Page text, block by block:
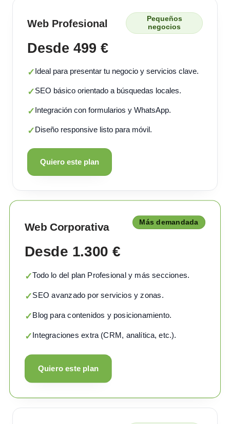
Web Profesional
Pequeños
negocios
Desde 499 €
✓Ideal para presentar tu negocio y servicios clave.
✓SEO básico orientado a búsquedas locales.
✓Integración con formularios y WhatsApp.
✓Diseño responsive listo para móvil.
Quiero este plan
Web Corporativa Más demandada
Desde 1.300 €
✓Todo lo del plan Profesional y más secciones.
✓SEO avanzado por servicios y zonas.
✓Blog para contenidos y posicionamiento.
✓Integraciones extra (CRM, analítica, etc.).
Quiero este plan